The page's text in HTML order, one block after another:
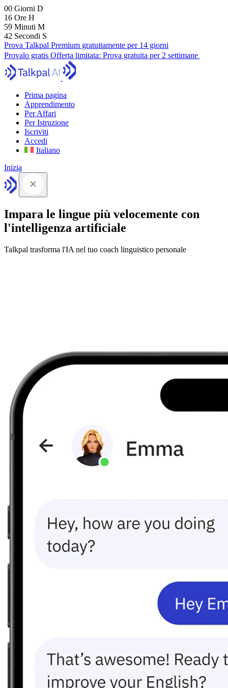
00 Giorni D
16 Ore H
59 Minuti M
41 Secondi S
Prova Talkpal Premium gratuitamente per 14 giorni
Provalo gratis Offerta limitata: Prova gratuita per 2 settimane
Prima pagina
Apprendimento
Per Affari
Per Istruzione
Iscriviti
Accedi
Italiano
Inizia
Impara le lingue più velocemente con
l'intelligenza artificiale
Talkpal trasforma l'IA nel tuo coach linguistico personale